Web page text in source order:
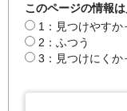
このページの情報
1：見つけやすか
2：ふつう
3：見つけにくか